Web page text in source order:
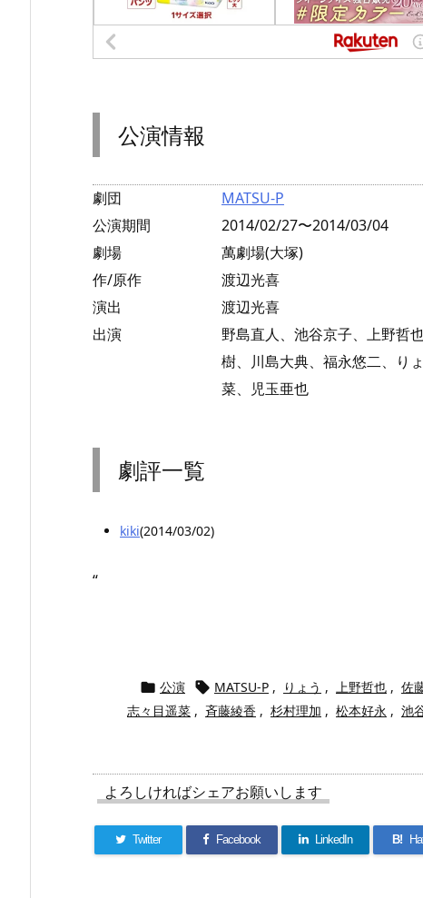
公演情報
劇団
MATSU-P
公演期間
2014/02/27〜2014/03/04
劇場
萬劇場(大塚)
作/原作
渡辺光喜
演出
渡辺光喜
出演
野島直人、池谷京子、上野哲
樹、川島大典、福永悠二、り
菜、児玉亜也
劇評一覧
kiki(2014/03/02)
“
 公演  MATSU-P , りょう , 上野哲也 , 佐
志々目遥菜 , 斉藤綾香 , 杉村理加 , 松本好永 , 池
よろしければシェアお願いします
Twitter Facebook LinkedIn B!